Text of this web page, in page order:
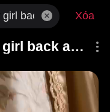
Xóa
scar removed the ugly girl back as luna